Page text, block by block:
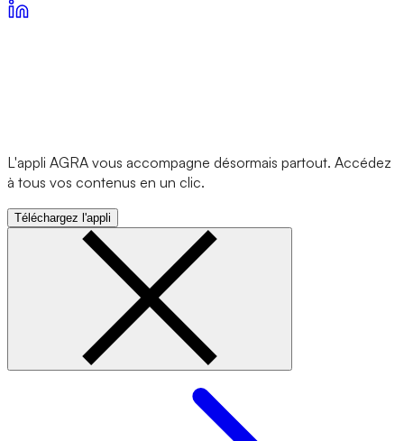
L'appli AGRA vous accompagne désormais partout. Accédez
à tous vos contenus en un clic.
Téléchargez l'appli